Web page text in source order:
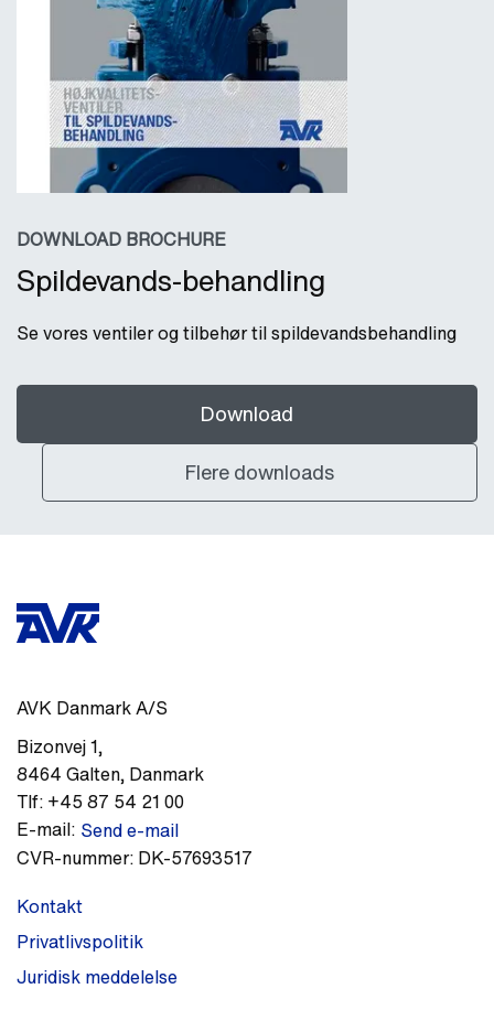
DOWNLOAD BROCHURE
Spildevands-behandling
Se vores ventiler og tilbehør til spildevandsbehandling
Download
Flere downloads
AVK Danmark A/S
Bizonvej 1,
8464 Galten, Danmark
Tlf: +45 87 54 21 00
E-mail: Send e-mail
CVR-nummer: DK-57693517
Kontakt
Privatlivspolitik
Juridisk meddelelse